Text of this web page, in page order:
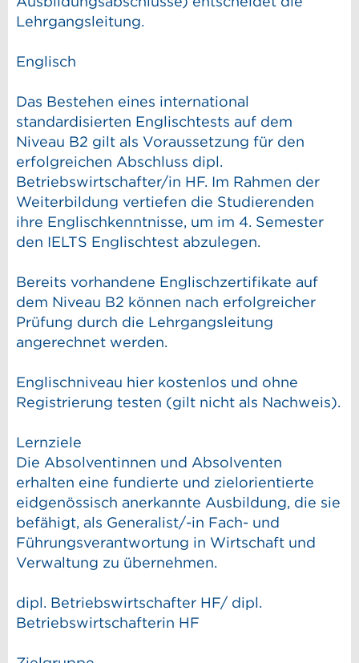
Lehrgangsleitung.
Englisch
Das Bestehen eines international
standardisierten Englischtests auf dem
Niveau B2 gilt als Voraussetzung für den
erfolgreichen Abschluss dipl.
Betriebswirtschafter/in HF. Im Rahmen der
Weiterbildung vertiefen die Studierenden
ihre Englischkenntnisse, um im 4. Semester
den IELTS Englischtest abzulegen.
Bereits vorhandene Englischzertifikate auf
dem Niveau B2 können nach erfolgreicher
Prüfung durch die Lehrgangsleitung
angerechnet werden.
Englischniveau hier kostenlos und ohne
Registrierung testen (gilt nicht als Nachweis).
Lernziele
Die Absolventinnen und Absolventen
erhalten eine fundierte und zielorientierte
eidgenössisch anerkannte Ausbildung, die sie
befähigt, als Generalist/-in Fach- und
Führungsverantwortung in Wirtschaft und
Verwaltung zu übernehmen.
dipl. Betriebswirtschafter HF/ dipl.
Betriebswirtschafterin HF